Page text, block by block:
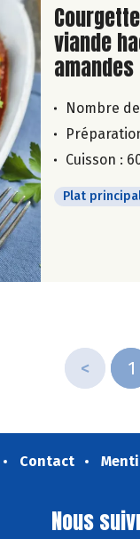
Lire la
viande
amandes
Nombre
Cuisson :
Plat
< 1
Contact
Nous